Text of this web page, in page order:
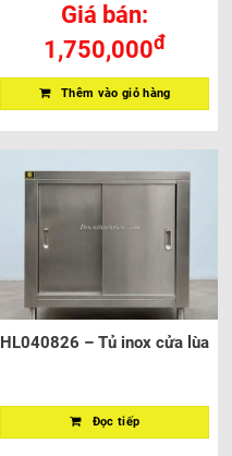
Giá bán:
1,750,000đ
Thêm vào giỏ hàng
HL040826 – Tủ inox cửa lùa
Đọc tiếp